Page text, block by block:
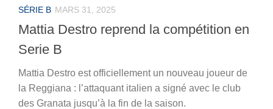
SÉRIE B MARS 31, 2025
Mattia Destro reprend la compétition en
Serie B
Mattia Destro est officiellement un nouveau joueur de
la Reggiana : l’attaquant italien a signé avec le club
des Granata jusqu’à la fin de la saison.